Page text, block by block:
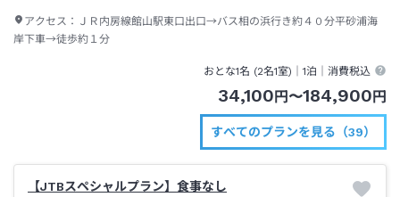
アクセス： ＪＲ内房線館山駅東口出口→バス相の浜行き約４０分平砂浦海
岸下車→徒歩約１分
おとな1名 (2名1室)｜1泊 ｜消費税込
34,100円〜184,900円
すべてのプランを見る（39）
【JTBスペシャルプラン】食事なし